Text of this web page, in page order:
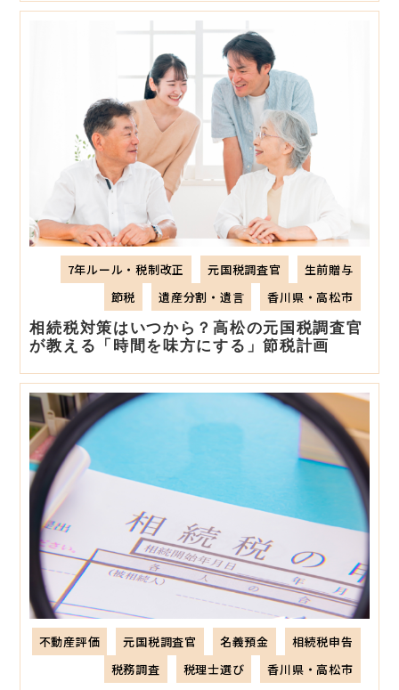
7年ルール・税制改正 元国税調査官
生前贈与
節税
遺産分割・遺言
香川県・高松市
相続税対策はいつから？高松の元国税調査官
が教える「時間を味方にする」節税計画
不動産評価 元国税調査官 名義預金
相続税申告
税務調査
税理士選び
香川県・高松市